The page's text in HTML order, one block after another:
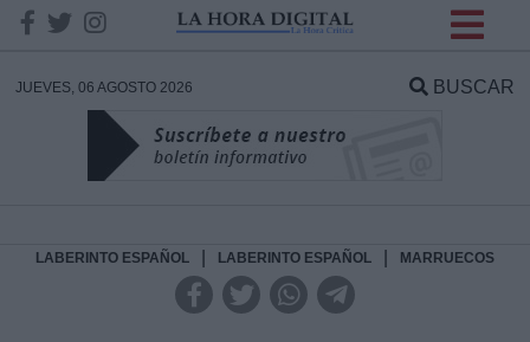
JUEVES, 06 AGOSTO 2026 BUSCAR
LABERINTO ESPAÑOL LABERINTO ESPAÑOL MARRUECOS
DATOS
Responsable: